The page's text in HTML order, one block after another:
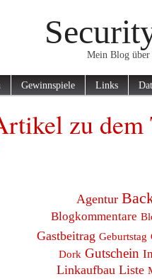
Mein Blog
Gewinnspiele Links
zu dem
Agentur
Blogkommentare
Gastbeitrag Geburtstag
Dork Gutschein
Linkaufbau Liste